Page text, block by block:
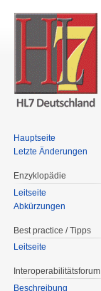
Hauptseite
Letzte Änderungen
Enzyklopädie
Leitseite
Abkürzungen
Best practice / Tipps
Leitseite
Interoperabilitätsforum
Beschreibung